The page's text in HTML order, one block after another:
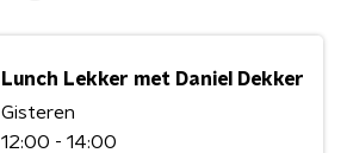
Lunch Lekker met Daniel Dekker
Gisteren
12:00 - 14:00